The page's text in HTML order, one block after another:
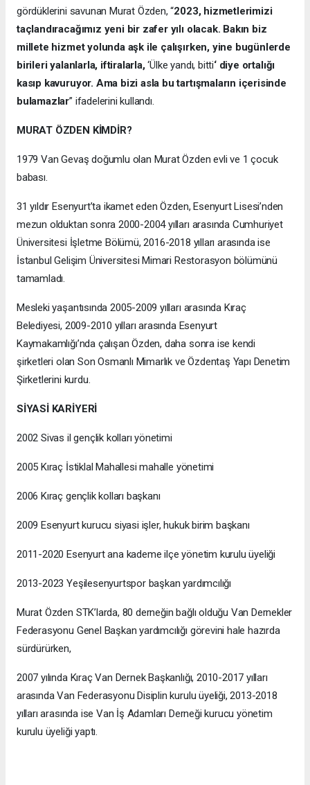
gördüklerini savunan Murat Özden, “2023, hizmetlerimizi
taçlandıracağımız yeni bir zafer yılı olacak. Bakın biz
millete hizmet yolunda aşk ile çalışırken, yine bugünlerde
birileri yalanlarla, iftiralarla,‘Ülke yandı, bitti‘ diye ortalığı
kasıp kavuruyor. Ama bizi asla bu tartışmaların içerisinde
bulamazlar” ifadelerini kullandı.
MURAT ÖZDEN KİMDİR?
1979 Van Gevaş doğumlu olan Murat Özden evli ve 1 çocuk
babası.
31 yıldır Esenyurt’ta ikamet eden Özden, Esenyurt Lisesi’nden
mezun olduktan sonra 2000-2004 yılları arasında Cumhuriyet
Üniversitesi İşletme Bölümü, 2016-2018 yılları arasında ise
İstanbul Gelişim Üniversitesi Mimari Restorasyon bölümünü
tamamladı.
Mesleki yaşantısında 2005-2009 yılları arasında Kıraç
Belediyesi, 2009-2010 yılları arasında Esenyurt
Kaymakamlığı’nda çalışan Özden, daha sonra ise kendi
şirketleri olan Son Osmanlı Mimarlık ve Özdentaş Yapı Denetim
Şirketlerini kurdu.
SİYASİ KARİYERİ
2002 Sivas il gençlik kolları yönetimi
2005 Kıraç İstiklal Mahallesi mahalle yönetimi
2006 Kıraç gençlik kolları başkanı
2009 Esenyurt kurucu siyasi işler, hukuk birim başkanı
2011-2020 Esenyurt ana kademe ilçe yönetim kurulu üyeliği
2013-2023 Yeşilesenyurtspor başkan yardımcılığı
Murat Özden STK’larda, 80 derneğin bağlı olduğu Van Dernekler
Federasyonu Genel Başkan yardımcılığı görevini hale hazırda
sürdürürken,
2007 yılında Kıraç Van Dernek Başkanlığı, 2010-2017 yılları
arasında Van Federasyonu Disiplin kurulu üyeliği, 2013-2018
yılları arasında ise Van İş Adamları Derneği kurucu yönetim
kurulu üyeliği yaptı.